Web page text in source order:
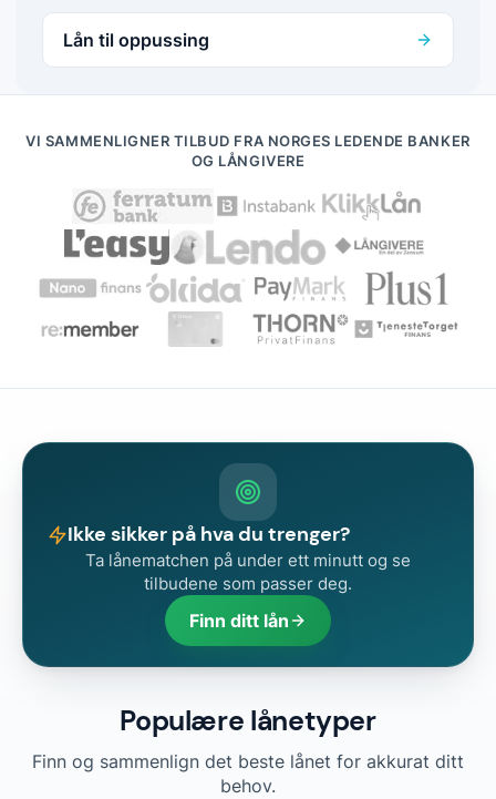
Lån til oppussing
VI SAMMENLIGNER TILBUD FRA NORGES LEDENDE BANKER
OG LÅNGIVERE
Ikke sikker på hva du trenger?
Ta lånematchen på under ett minutt og se
tilbudene som passer deg.
Finn ditt lån
Populære lånetyper
Finn og sammenlign det beste lånet for akkurat ditt
behov.